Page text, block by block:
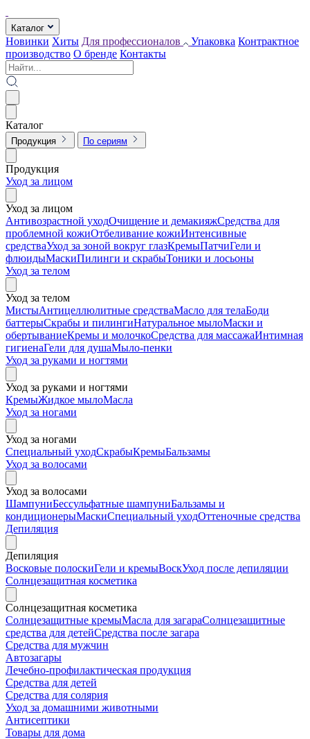
Каталог
Новинки Хиты Для профессионалов Упаковка Контрактное
производство О бренде Контакты
Каталог
Продукция По сериям
Продукция
Уход за лицом
Уход за лицом
Антивозрастной уходОчищение и демакияжСредства для
проблемной кожиОтбеливание кожиИнтенсивные
средстваУход за зоной вокруг глазКремыПатчиГели и
флюидыМаскиПилинги и скрабыТоники и лосьоны
Уход за телом
Уход за телом
МистыАнтицеллюлитные средстваМасло для телаБоди
баттерыСкрабы и пилингиНатуральное мылоМаски и
обертываниеКремы и молочкоСредства для массажаИнтимная
гигиенаГели для душаМыло-пенки
Уход за руками и ногтями
Уход за руками и ногтями
КремыЖидкое мылоМасла
Уход за ногами
Уход за ногами
Специальный уходСкрабыКремыБальзамы
Уход за волосами
Уход за волосами
ШампуниБессульфатные шампуниБальзамы и
кондиционерыМаскиСпециальный уходОттеночные средства
Депиляция
Депиляция
Восковые полоскиГели и кремыВоскУход после депиляции
Солнцезащитная косметика
Солнцезащитная косметика
Солнцезащитные кремыМасла для загараСолнцезащитные
средства для детейСредства после загара
Средства для мужчин
Автозагары
Лечебно-профилактическая продукция
Средства для детей
Средства для солярия
Уход за домашними животными
Антисептики
Товары для дома